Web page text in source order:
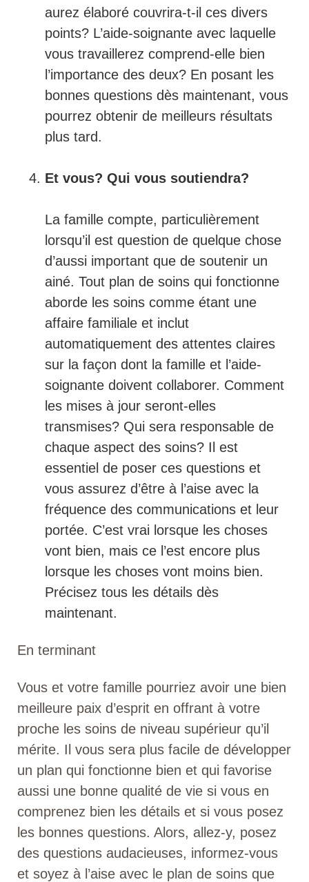
aurez élaboré couvrira-t-il ces divers
points? L’aide-soignante avec laquelle
vous travaillerez comprend-elle bien
l’importance des deux? En posant les
bonnes questions dès maintenant, vous
pourrez obtenir de meilleurs résultats
plus tard.
Et vous? Qui vous soutiendra?
La famille compte, particulièrement
lorsqu’il est question de quelque chose
d’aussi important que de soutenir un
ainé. Tout plan de soins qui fonctionne
aborde les soins comme étant une
affaire familiale et inclut
automatiquement des attentes claires
sur la façon dont la famille et l’aide-
soignante doivent collaborer. Comment
les mises à jour seront-elles
transmises? Qui sera responsable de
chaque aspect des soins? Il est
essentiel de poser ces questions et
vous assurez d’être à l’aise avec la
fréquence des communications et leur
portée. C’est vrai lorsque les choses
vont bien, mais ce l’est encore plus
lorsque les choses vont moins bien.
Précisez tous les détails dès
maintenant.
En terminant
Vous et votre famille pourriez avoir une bien
meilleure paix d’esprit en offrant à votre
proche les soins de niveau supérieur qu’il
mérite. Il vous sera plus facile de développer
un plan qui fonctionne bien et qui favorise
aussi une bonne qualité de vie si vous en
comprenez bien les détails et si vous posez
les bonnes questions. Alors, allez-y, posez
des questions audacieuses, informez-vous
et soyez à l’aise avec le plan de soins que